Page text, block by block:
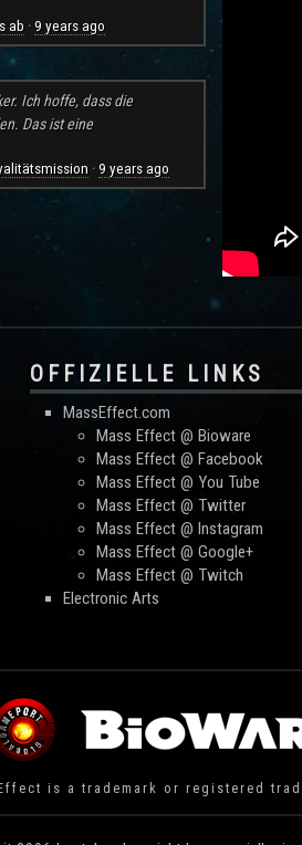
ab · 9 years ago
Ich hoffe, dass die
Das ist eine
· 9 years ago
OFFIZIELLE LINKS
MassEffect.com
Mass Effect @ Bioware
Mass Effect @ Facebook
Mass Effect @ You Tube
Mass Effect @ Twitter
Mass Effect @ Instagram
Mass Effect @ Google+
Mass Effect @ Twitch
Electronic Arts
is a trademark or registered